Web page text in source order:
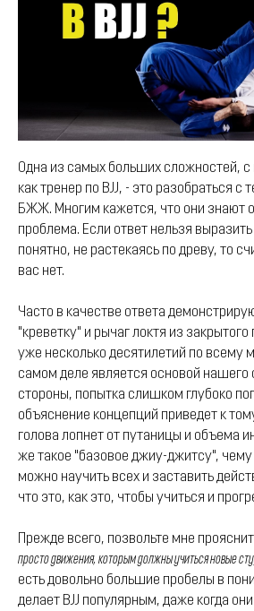
Одна из самых больших сложностей, с
как тренер по BJJ, - это разобраться с
БЖЖ. Многим кажется, что они знают
проблема. Если ответ нельзя
понятно, не растекаясь по древу, то
вас нет.
Часто в качестве ответа
"креветку" и рычаг локтя из закрытого
уже несколько десятилетий по всему
самом деле является основой нашего
стороны, попытка слишком глубоко
объяснение концепций приведет к
голова лопнет от путаницы и объема
же такое "базовое джиу-джитсу",
можно научить всех и заставить
что это, как это, чтобы учиться и
Прежде всего, позвольте мне
просто движения, которым должны учиться новые
есть довольно большие пробелы в
делает BJJ популярным, даже когда